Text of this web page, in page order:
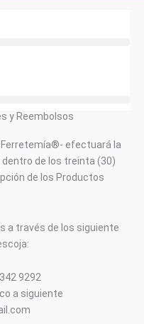
y Reembolsos
Ferretemía®- efectuará la
dentro de los treinta (30)
de los Productos
a través de los siguiente
9292
a siguiente